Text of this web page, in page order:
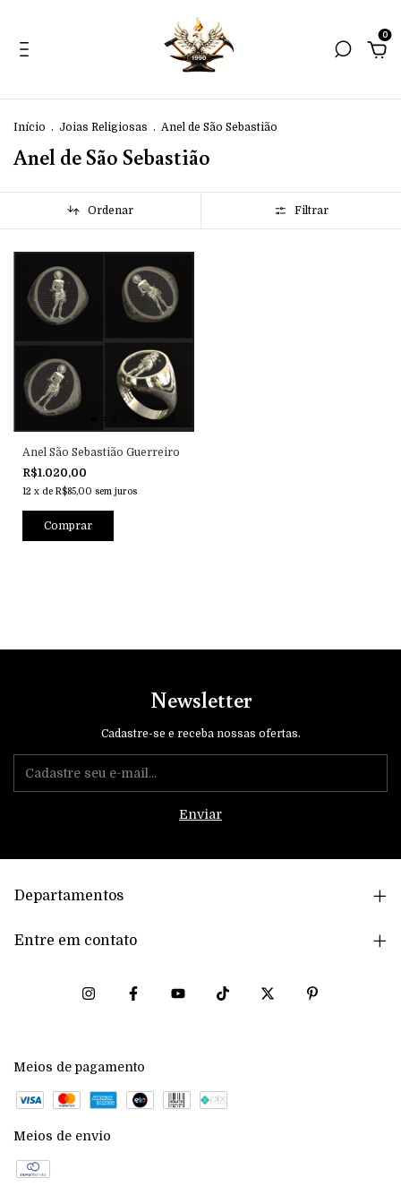
0
Início . Joias Religiosas . Anel de São Sebastião
Anel de São Sebastião
Ordenar Filtrar
Anel São Sebastião Guerreiro
R$1.020,00
12 x de R$85,00 sem juros
Comprar
Newsletter
Cadastre-se e receba nossas ofertas.
Departamentos
Entre em contato
Meios de pagamento
Meios de envio